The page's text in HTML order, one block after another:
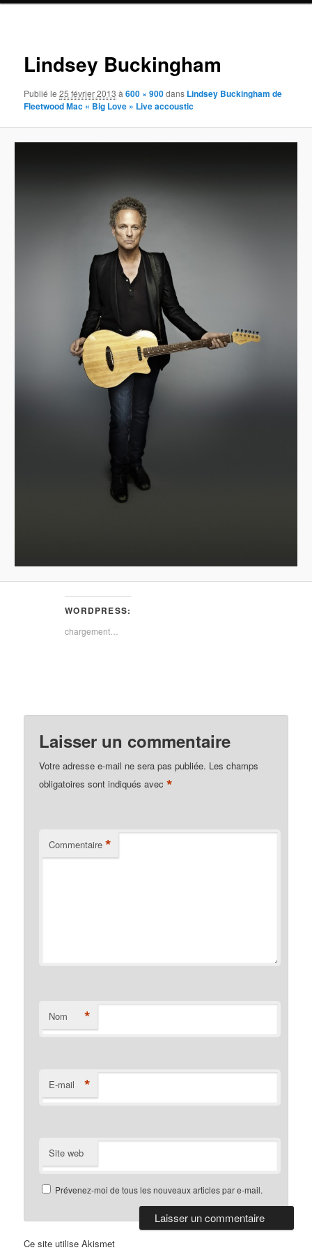
Lindsey Buckingham
Publié le25 février 2013 à600 × 900dans Lindsey Buckingham de
Fleetwood Mac « Big Love » Live accoustic
WORDPRESS:
chargement…
Laisser un commentaire
Votre adresse e-mail ne sera pas publiée. Les champs
obligatoires sont indiqués avec*
Commentaire *
Nom *
E-mail *
Site web
Prévenez-moi de tous les nouveaux articles par e-mail.
Ce site utilise Akismet